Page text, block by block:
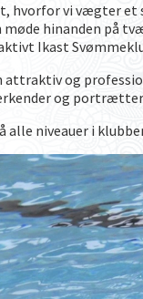
hvorfor vi vægter
hinanden på
Ikast
attraktiv og
og
niveauer i